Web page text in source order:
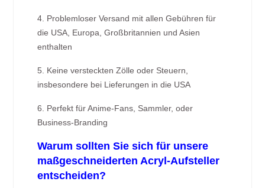
4. Problemloser Versand mit allen Gebühren für
die USA, Europa, Großbritannien und Asien
enthalten
5. Keine versteckten Zölle oder Steuern,
insbesondere bei Lieferungen in die USA
6. Perfekt für Anime-Fans, Sammler, oder
Business-Branding
Warum sollten Sie sich für unsere
maßgeschneiderten Acryl-Aufsteller
entscheiden?